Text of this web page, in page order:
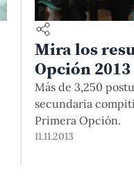
Mira los
Opción 2013
Más de 3,250
secundaria
Primera Opción.
11.11.2013